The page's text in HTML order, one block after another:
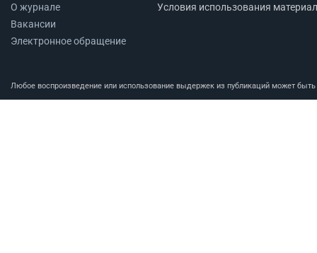
О журнале
Вакансии
Электронное обращение
Условия использования
Любое воспроизведение или использование выдержек из публикаций может